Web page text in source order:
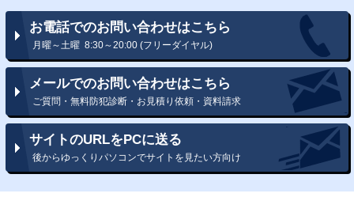
お電話でのお問い合わせはこちら
月曜～土曜 8:30～20:00 (フリーダイヤル)
メールでのお問い合わせはこちら
ご質問・無料防犯診断・お見積り依頼・資料請求
サイトのURLをPCに送る
後からゆっくりパソコンでサイトを見たい方向け